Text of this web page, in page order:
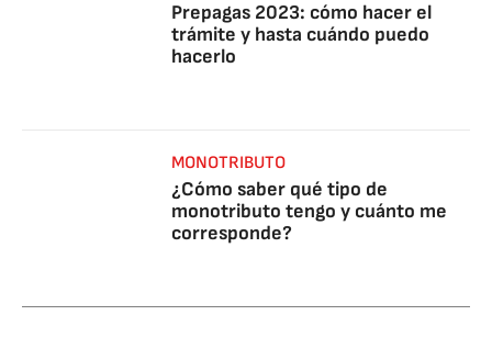
Prepagas 2023: cómo hacer el
trámite y hasta cuándo puedo
hacerlo
MONOTRIBUTO
¿Cómo saber qué tipo de
monotributo tengo y cuánto me
corresponde?